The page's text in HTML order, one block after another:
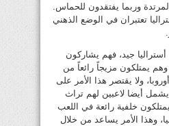
وربما يفتقدون للحماس.
تعتبران في الوضع الذهني
جيد، فهم يشاركون
يمتلكون مزيجاً رائعاً من
ولا يقتصر هذا الأمر على
يشمل أيضا لاعبين لهم تراث
خلفية رائعة في اللعب
وهذا الأمر يساعد من خلال